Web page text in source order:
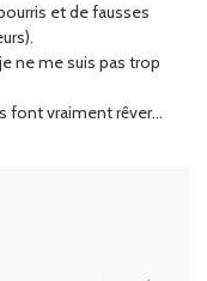
et de fausses
ne me suis pas trop
font vraiment rêver…